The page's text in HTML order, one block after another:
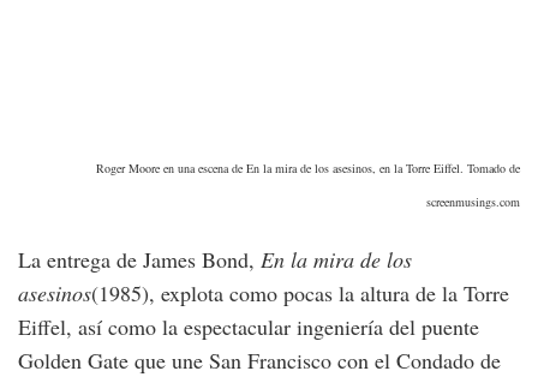
Roger Moore en una escena de En la mira de los asesinos, en la Torre Eiffel. Tomado de
screenmusings.com
La entrega de James Bond, En la mira de los
asesinos(1985), explota como pocas la altura de la Torre
Eiffel, así como la espectacular ingeniería del puente
Golden Gate que une San Francisco con el Condado de